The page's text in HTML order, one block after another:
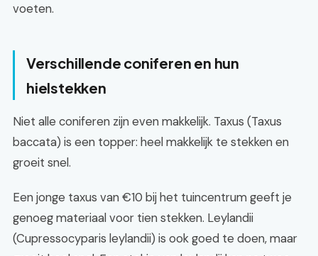
voeten.
Verschillende coniferen en hun
hielstekken
Niet alle coniferen zijn even makkelijk. Taxus (Taxus
baccata) is een topper: heel makkelijk te stekken en
groeit snel.
Een jonge taxus van €10 bij het tuincentrum geeft je
genoeg materiaal voor tien stekken. Leylandii
(Cupressocyparis leylandii) is ook goed te doen, maar